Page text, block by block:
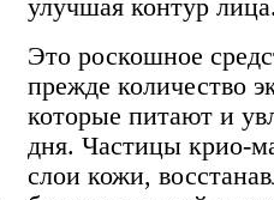
улучшая контур
Это роскошное
прежде количество
которые питают и
дня. Частицы крио-
слои кожи,